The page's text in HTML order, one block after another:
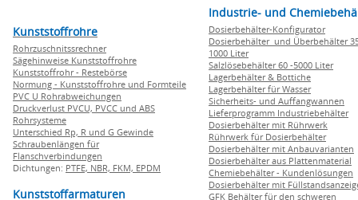
Kunststoffrohre
Rohrzuschnitssrechner
Sägehinweise Kunststoffrohre
Kunststoffrohr - Restebörse
Normung - Kunststoffrohre und Formteile
PVC U Rohrabweichungen
Druckverlust PVCU, PVCC und ABS
Rohrsysteme
Unterschied Rp, R und G Gewinde
Schraubenlängen für
Flanschverbindungen
Dichtungen: PTFE, NBR, FKM, EPDM
Kunststoffarmaturen
Industrie- und
Dosierbehälter-Konfigurator
Dosierbehälter und Überbehälter
1000 Liter
Salzlösebehälter 60 -5000 Liter
Lagerbehälter & Bottiche
Lagerbehälter für Wasser
Sicherheits- und Auffangwannen
Lieferprogramm Industriebehälter
Dosierbehälter mit Rührwerk
Rührwerk für Dosierbehälter
Dosierbehälter mit Anbauvarianten
Dosierbehälter aus Plattenmaterial
Chemiebehälter - Kundenlösungen
Dosierbehälter mit
GFK Behälter für den schweren